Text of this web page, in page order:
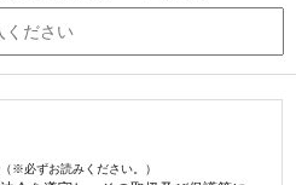
（※必ずお読みください。）